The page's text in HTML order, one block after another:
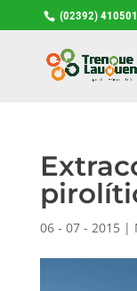
(02392)
06 - 07 - 2015|